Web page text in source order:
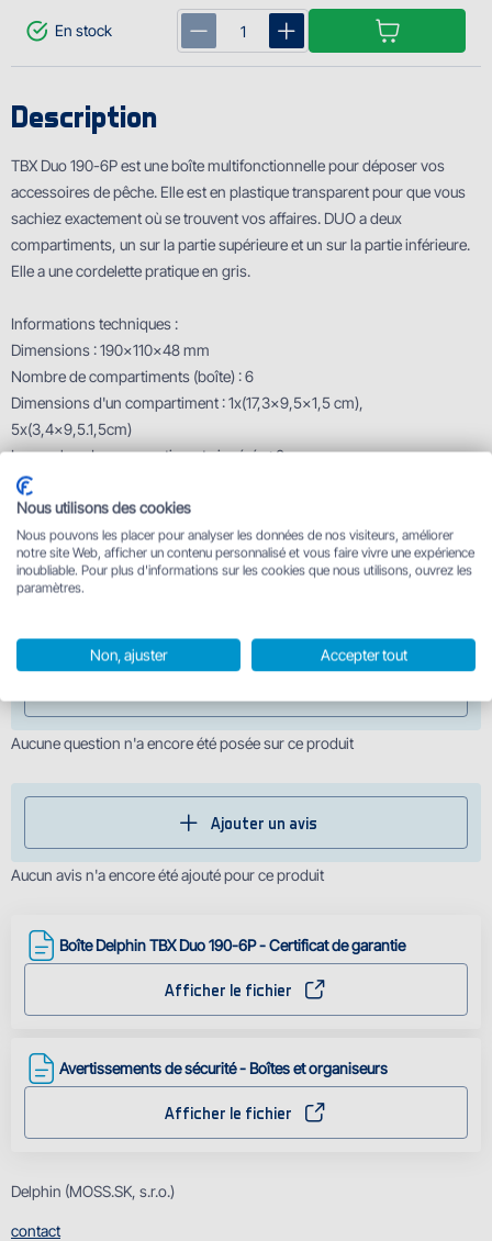
En stock
Description
TBX Duo 190-6P est une boîte multifonctionnelle pour déposer vos
accessoires de pêche. Elle est en plastique transparent pour que vous
sachiez exactement où se trouvent vos affaires. DUO a deux
compartiments, un sur la partie supérieure et un sur la partie inférieure.
Elle a une cordelette pratique en gris.
Informations techniques :
Dimensions : 190x110x48 mm
Nombre de compartiments (boîte) : 6
Dimensions d'un compartiment : 1x(17,3x9,5x1,5 cm),
5x(3,4x9,5.1,5cm)
Le nombre des compartiments insérés : 0
Caractéristiques techniques
190x110x48mm
Aucune question n'a encore été posée sur ce produit
Ajouter un avis
Aucun avis n'a encore été ajouté pour ce produit
Boîte Delphin TBX Duo 190-6P - Certificat de garantie
Afficher le fichier
Avertissements de sécurité - Boîtes et organiseurs
Afficher le fichier
Delphin (MOSS.SK, s.r.o.)
contact
Nous utilisons des cookies
Nous pouvons les placer pour analyser les données de nos visiteurs, améliorer
notre site Web, afficher un contenu personnalisé et vous faire vivre une expérience
inoubliable. Pour plus d'informations sur les cookies que nous utilisons, ouvrez les
paramètres.
Non, ajuster Accepter tout